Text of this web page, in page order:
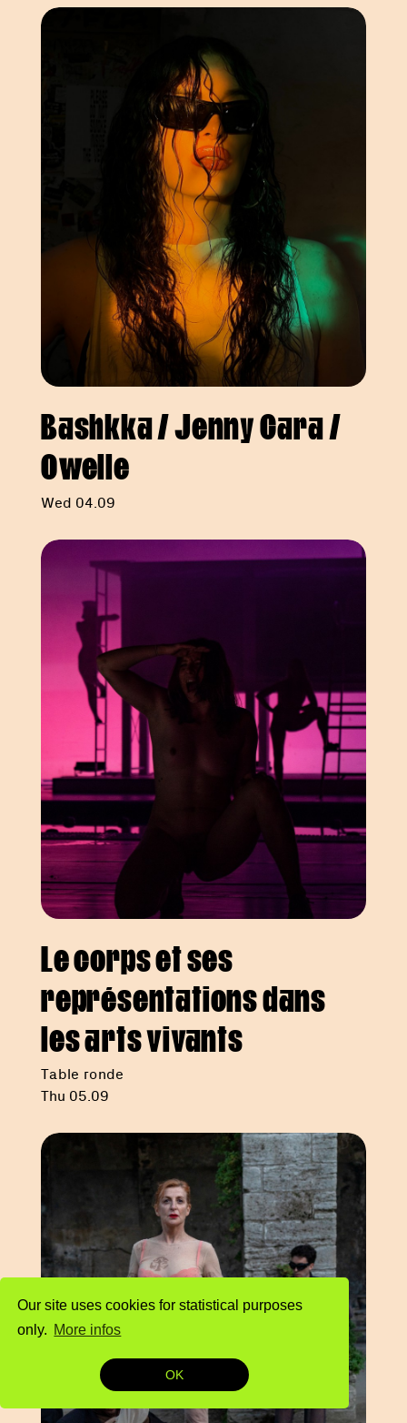
Our site uses cookies for statistical purposes
only. More infos
OK
Bashkka / Jenny Cara /
Owelle
Wed 04.09
Le corps et ses
représentations dans
les arts vivants
Table ronde
Thu 05.09